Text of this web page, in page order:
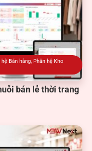
hệ Bán hàng, Phân hệ Kho
bán lẻ thời trang